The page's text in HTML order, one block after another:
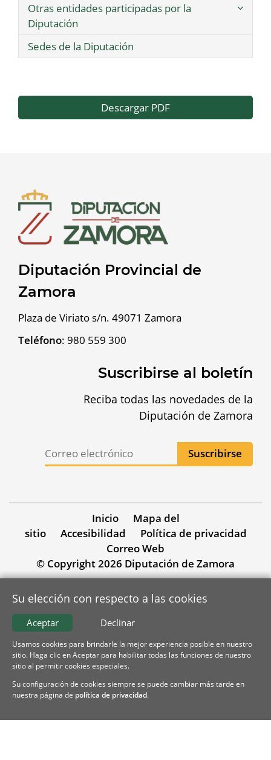
Otras entidades participadas por la
Diputación
Sedes de la Diputación
Descargar PDF
Diputación Provincial de
Zamora
Plaza de Viriato s/n. 49071 Zamora
Teléfono: 980 559 300
Suscribirse al boletín
Reciba todas las novedades de la
Diputación de Zamora
Inicio
Mapa del
sitio
Accesibilidad
Política de privacidad
Correo Web
© Copyright 2026 Diputación de Zamora
Su elección con respecto a las cookies
Declinar
Aceptar
Usamos cookies para brindarle la mejor experiencia posible en nuestro
sitio. Haga clic en Aceptar para habilitar todas las funciones de nuestro
sitio al permitir cookies especiales.
Su configuración de cookies siempre se puede cambiar más tarde en
nuestra página de política de privacidad.